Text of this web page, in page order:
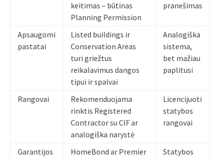
keitimas – būtinas
Planning Permission
pranešimas
Apsaugomi
pastatai
Listed buildings ir
Conservation Areas
turi griežtus
reikalavimus dangos
tipui ir spalvai
Analogiška
sistema,
bet mažiau
paplitusi
Rangovai
Rekomenduojama
rinktis Registered
Contractor su CIF ar
analogiška narystė
Licencijuoti
statybos
rangovai
Garantijos
HomeBond ar Premier
Statybos